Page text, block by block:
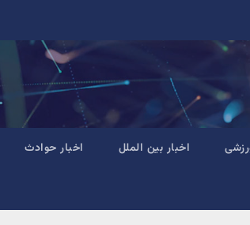
اخبار بین الملل اخبار حوادث